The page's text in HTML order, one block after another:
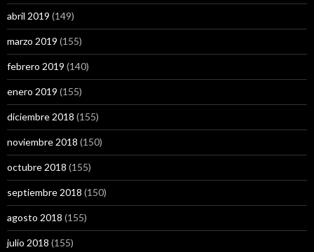
abril 2019 (149)
marzo 2019 (155)
febrero 2019 (140)
enero 2019 (155)
diciembre 2018 (155)
noviembre 2018 (150)
octubre 2018 (155)
septiembre 2018 (150)
agosto 2018 (155)
julio 2018 (155)